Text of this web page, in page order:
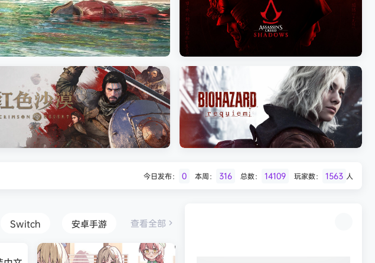
《剑星/Stellar Blade》本体+修
《乐高蝙蝠侠：黑暗骑士之遗/LEGO
Batman: Legacy of the Dark Knight》
免安装中文版
《刺客信条：影/Assassin’s Creed
Shadows》免安装版，非虚拟机
今日发布： 0 本周： 316 总数： 14109 玩家数： 1563 人
Switch 安卓手游 查看全部